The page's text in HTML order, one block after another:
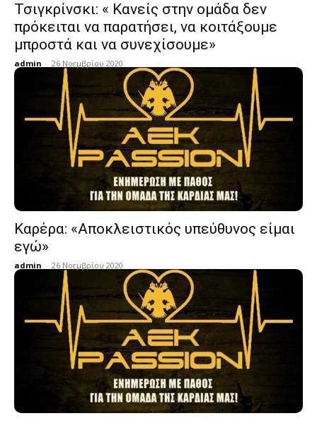
Τσιγκρίνσκι: « Κανείς στην ομάδα δεν
πρόκειται να παρατήσει, να κοιτάξουμε
μπροστά και να συνεχίσουμε»
admin - 26 Νοεμβρίου 2020
Καρέρα: «Αποκλειστικός υπεύθυνος είμαι
εγώ»
admin - 26 Νοεμβρίου 2020